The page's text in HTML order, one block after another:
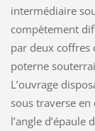
intermédiaire
compètement
par deux coffres
poterne
L’ouvrage
sous traverse
l’angle